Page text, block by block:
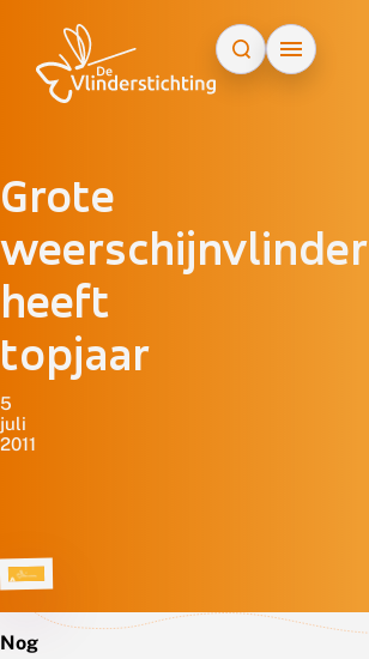
Grote
weerschijnvlinder
heeft
topjaar
5
juli
2011
Nog